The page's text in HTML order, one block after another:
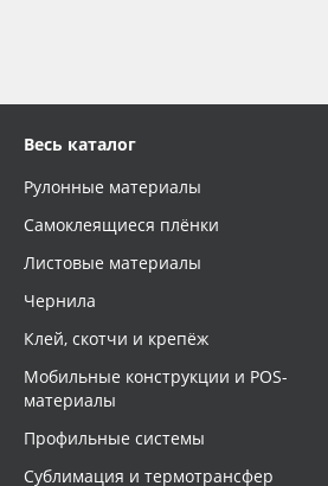
Весь каталог
Рулонные материалы
Самоклеящиеся плёнки
Листовые материалы
Чернила
Клей, скотчи и крепёж
Мобильные конструкции и POS-
материалы
Профильные системы
Сублимация и термотрансфер